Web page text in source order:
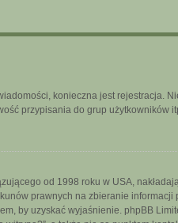
konieczna jest
przypisania do grup
od 1998 roku w USA,
prawnych na zbieranie
by uzyskać wyjaśnienie. phpBB